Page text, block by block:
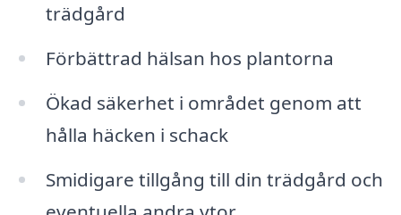
trädgård
Förbättrad hälsan hos plantorna
Ökad säkerhet i området genom att
hålla häcken i schack
Smidigare tillgång till din trädgård och